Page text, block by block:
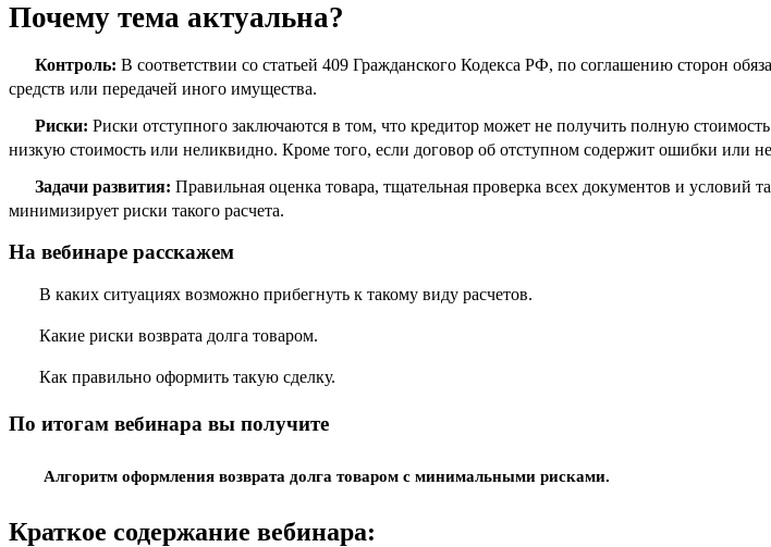
Почему тема актуальна?
Контроль: В соответствии со статьей 409 Гражданского Кодекса РФ, по соглашению сторон
средств или передачей иного имущества.
Риски: Риски отступного заключаются в том, что кредитор может не получить полную
низкую стоимость или неликвидно. Кроме того, если договор об отступном содержит ошибки или
Задачи развития: Правильная оценка товара, тщательная проверка всех документов и условий
минимизирует риски такого расчета.
На вебинаре расскажем
В каких ситуациях возможно прибегнуть к такому виду расчетов.
Какие риски возврата долга товаром.
Как правильно оформить такую сделку.
По итогам вебинара вы получите
Алгоритм оформления возврата долга товаром с минимальными рисками.
Краткое содержание вебинара: